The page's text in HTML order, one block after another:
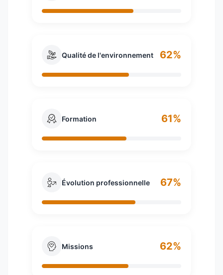
Qualité de l'environnement 62%
Formation 61%
Évolution professionnelle 67%
Missions 62%